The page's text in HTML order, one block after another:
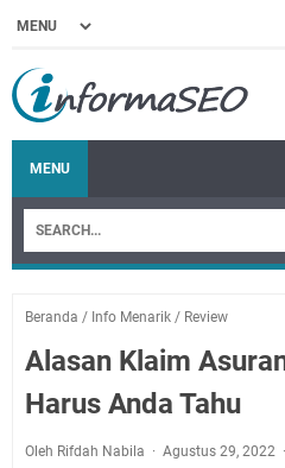
MENU
Beranda / Info Menarik / Review
Alasan Klaim
Harus Anda Tahu
Oleh Rifdah Nabila Agustus 29, 2022